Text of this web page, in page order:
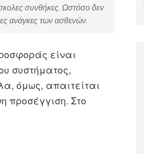
συνθήκες. Ωστόσο δεν
ανάγκες των ασθενών.
είναι
συστήματος,
όμως, απαιτείται
προσέγγιση. Στο